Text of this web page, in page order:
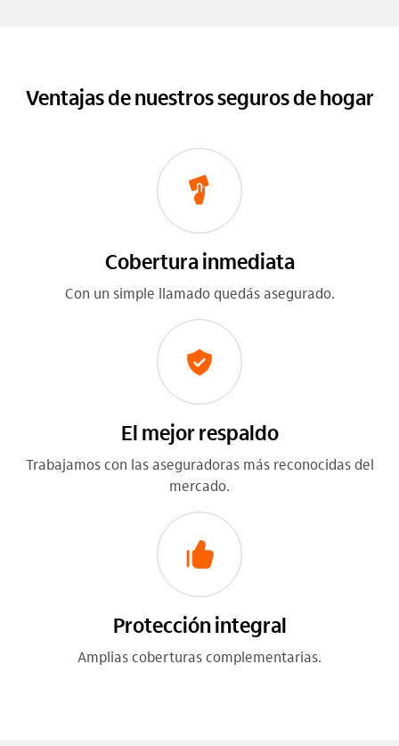
Ventajas de nuestros seguros de hogar
Cobertura inmediata
Con un simple llamado quedás asegurado.
El mejor respaldo
Trabajamos con las aseguradoras más reconocidas del
mercado.
Protección integral
Amplias coberturas complementarias.